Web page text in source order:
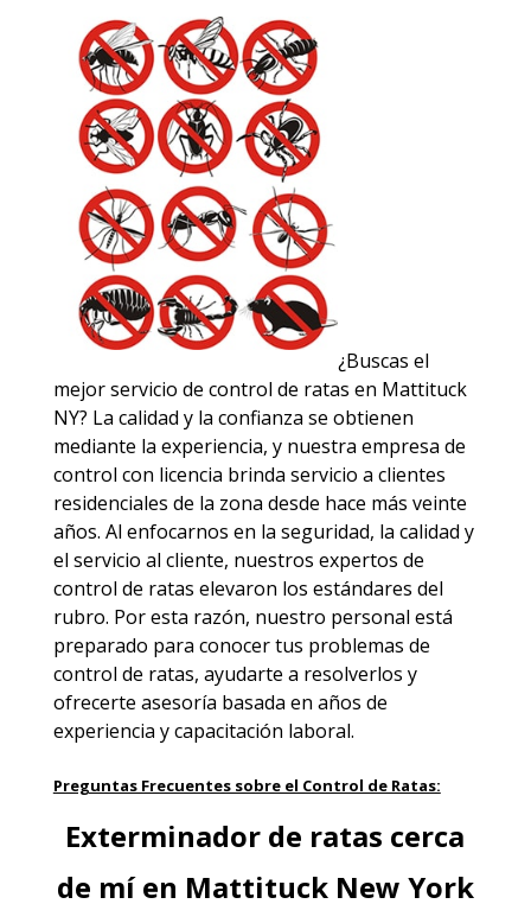
¿Buscas el
mejor servicio de control de ratas en Mattituck
NY? La calidad y la confianza se obtienen
mediante la experiencia, y nuestra empresa de
control con licencia brinda servicio a clientes
residenciales de la zona desde hace más veinte
años. Al enfocarnos en la seguridad, la calidad y
el servicio al cliente, nuestros expertos de
control de ratas elevaron los estándares del
rubro. Por esta razón, nuestro personal está
preparado para conocer tus problemas de
control de ratas, ayudarte a resolverlos y
ofrecerte asesoría basada en años de
experiencia y capacitación laboral.
Preguntas Frecuentes sobre el Control de Ratas:
Exterminador de ratas cerca
de mí en Mattituck New York